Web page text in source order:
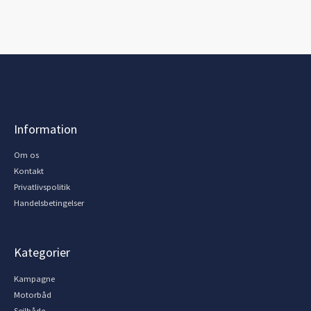
Information
Om os
Kontakt
Privatlivspolitik
Handelsbetingelser
Kategorier
Kampagne
Motorbåd